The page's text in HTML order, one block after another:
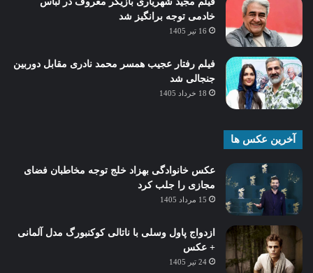
خادمی توجه برانگیز شد
16 تیر 1405
فیلم رفتار عجیب همسر محمد نادری مقابل دوربین
جنجالی شد
18 خرداد 1405
آخرین عکس ها
عکس خانوادگی بهزاد خلج توجه مخاطبان فضای
مجازی را جلب کرد
15 مرداد 1405
ازدواج پاول وسلی با ناتالی کوکنبورگ مدل آلمانی
+ عکس
24 تیر 1405